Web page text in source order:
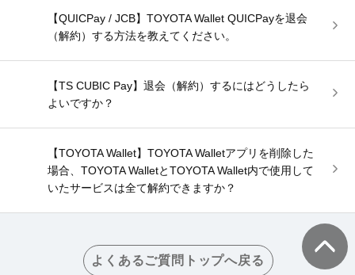
【QUICPay / JCB】TOYOTA Wallet QUICPayを退会
（解約）する方法を教えてください。
【TS CUBIC Pay】退会（解約）するにはどうしたら
よいですか？
【TOYOTA Wallet】TOYOTA Walletアプリを削除した
場合、TOYOTA WalletとTOYOTA Wallet内で使用して
いたサービスは全て解約できますか？
よくあるご質問トップへ戻る